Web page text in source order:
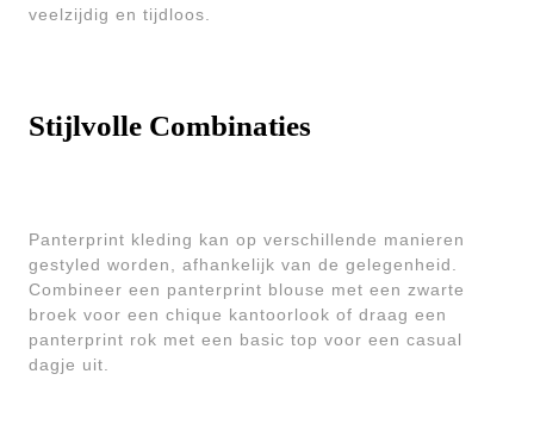
veelzijdig en tijdloos.
Stijlvolle Combinaties
Panterprint kleding kan op verschillende manieren
gestyled worden, afhankelijk van de gelegenheid.
Combineer een panterprint blouse met een zwarte
broek voor een chique kantoorlook of draag een
panterprint rok met een basic top voor een casual
dagje uit.